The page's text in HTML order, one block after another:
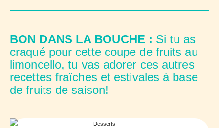
BON DANS LA BOUCHE : Si tu as
craqué pour cette coupe de fruits au
limoncello, tu vas adorer ces autres
recettes fraîches et estivales à base
de fruits de saison!
Desserts